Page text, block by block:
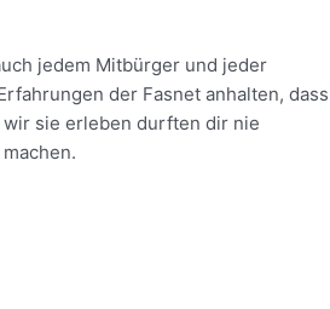
jedem Mitbürger und jeder
der Fasnet anhalten, dass
sie erleben durften dir nie